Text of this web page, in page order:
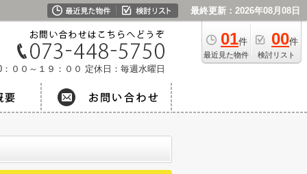
最終更新：2026年08月08日
01件
最近見た物件
00件
検討リスト
００～１９：００ 定休日：毎週水曜日